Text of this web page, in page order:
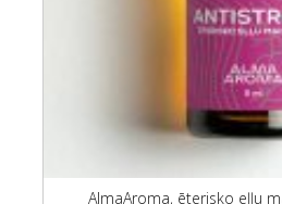
AlmaAroma, ēterisko eļļu